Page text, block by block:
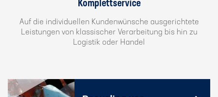
Komplettservice
Auf die individuellen Kundenwünsche ausgerichtete
Leistungen von klassischer Verarbeitung bis hin zu
Logistik oder Handel